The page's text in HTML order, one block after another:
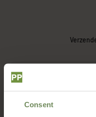
Consent
Hoe lang duur het
Wat zijn de